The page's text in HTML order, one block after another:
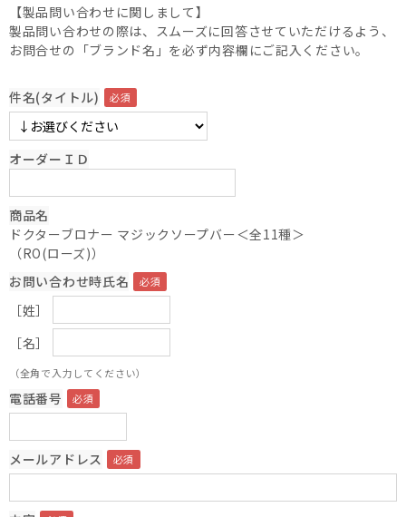
【製品問い合わせに関しまして】
製品問い合わせの際は、スムーズに回答させていただけるよう、
お問合せの「ブランド名」を必ず内容欄にご記入ください。
件名(タイトル)
オーダーＩＤ
商品名
ドクターブロナー マジックソープバー＜全11種＞
（RO(ローズ)）
お問い合わせ時氏名
［姓］
［名］
（全角で入力してください）
電話番号
メールアドレス